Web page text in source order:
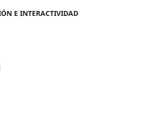
E INTERACTIVIDAD